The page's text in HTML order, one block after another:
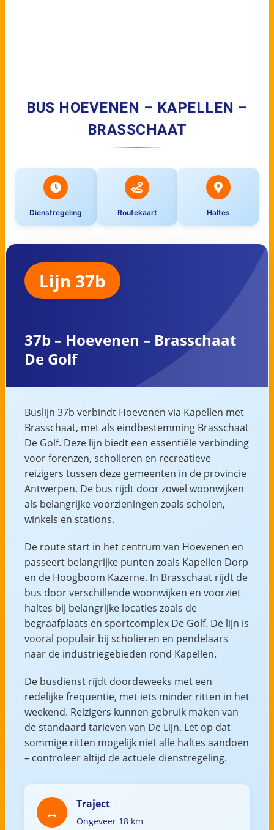
BUS HOEVENEN – KAPELLEN –
BRASSCHAAT
Dienstregeling Routekaart Haltes
Lijn 37b
37b – Hoevenen – Brasschaat
De Golf
Buslijn 37b verbindt Hoevenen via Kapellen met
Brasschaat, met als eindbestemming Brasschaat
De Golf. Deze lijn biedt een essentiële verbinding
voor forenzen, scholieren en recreatieve
reizigers tussen deze gemeenten in de provincie
Antwerpen. De bus rijdt door zowel woonwijken
als belangrijke voorzieningen zoals scholen,
winkels en stations.
De route start in het centrum van Hoevenen en
passeert belangrijke punten zoals Kapellen Dorp
en de Hoogboom Kazerne. In Brasschaat rijdt de
bus door verschillende woonwijken en voorziet
haltes bij belangrijke locaties zoals de
begraafplaats en sportcomplex De Golf. De lijn is
vooral populair bij scholieren en pendelaars
naar de industriegebieden rond Kapellen.
De busdienst rijdt doordeweeks met een
redelijke frequentie, met iets minder ritten in het
weekend. Reizigers kunnen gebruik maken van
de standaard tarieven van De Lijn. Let op dat
sommige ritten mogelijk niet alle haltes aandoen
– controleer altijd de actuele dienstregeling.
Traject
Ongeveer 18 km